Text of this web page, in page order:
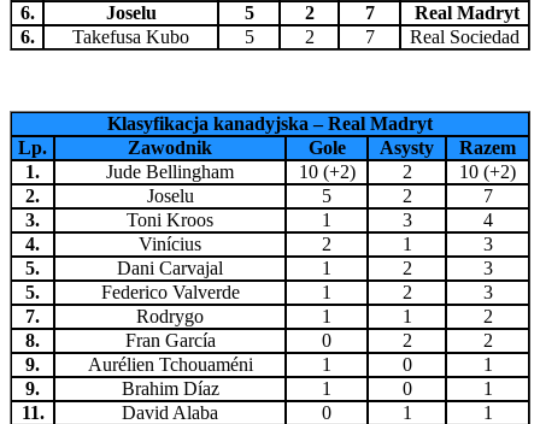
6.
Joselu 5 2 7
Real Madryt
6.
Takefusa Kubo 5 2 7 Real Sociedad
Klasyfikacja kanadyjska – Real Madryt
Lp.
Zawodnik Gole Asysty
Razem
1.
Jude Bellingham 10 (+2) 2
10 (+2)
2.
Joselu 5 2
7
3.
Toni Kroos 1 3
4
4.
Vinícius 2 1
3
5.
Dani Carvajal 1 2
3
5.
Federico Valverde 1 2
3
7.
Rodrygo 1 1
2
8.
Fran García 0 2
2
9.
Aurélien Tchouaméni 1 0
1
9.
Brahim Díaz 1 0
1
11.
David Alaba 0 1
1